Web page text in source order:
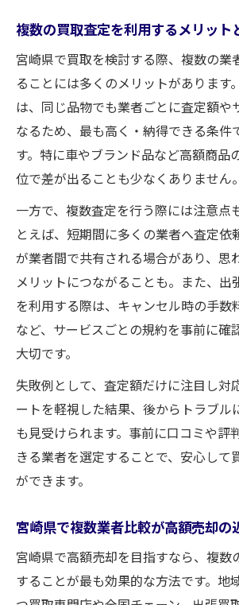
複数の買取査定を利用するメリット
宮崎県で買取を検討する際、複数の業
ることには多くのメリットがあります
は、同じ品物でも業者ごとに査定額や
なるため、最も高く・納得できる条件
す。特に車やブランド品など高額商品
位で差が出ることも少なくありません。
一方で、複数査定を行う際には注意点
とえば、短期間に多くの業者へ査定依
が業者間で共有される場合があり、思
メリットにつながることも。また、出
を利用する際は、キャンセル時の手数
など、サービスごとの規約を事前に確
大切です。
失敗例として、査定額だけに注目し対
ートを軽視した結果、後からトラブル
も見受けられます。事前に口コミや評
きる業者を選定することで、安心して
ができます。
宮崎県で複数業者比較が高額売却の
宮崎県で高額売却を目指すなら、複数
することが最も効果的な方法です。地